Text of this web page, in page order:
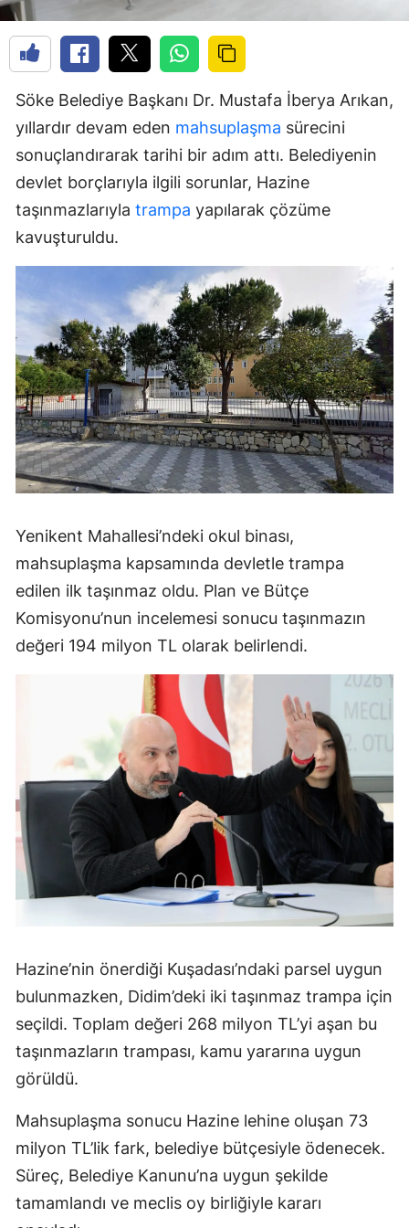
Söke Belediye Başkanı Dr. Mustafa İberya Arıkan,
yıllardır devam eden mahsuplaşma sürecini
sonuçlandırarak tarihi bir adım attı. Belediyenin
devlet borçlarıyla ilgili sorunlar, Hazine
taşınmazlarıyla trampa yapılarak çözüme
kavuşturuldu.
Yenikent Mahallesi’ndeki okul binası,
mahsuplaşma kapsamında devletle trampa
edilen ilk taşınmaz oldu. Plan ve Bütçe
Komisyonu’nun incelemesi sonucu taşınmazın
değeri 194 milyon TL olarak belirlendi.
Hazine’nin önerdiği Kuşadası’ndaki parsel uygun
bulunmazken, Didim’deki iki taşınmaz trampa için
seçildi. Toplam değeri 268 milyon TL’yi aşan bu
taşınmazların trampası, kamu yararına uygun
görüldü.
Mahsuplaşma sonucu Hazine lehine oluşan 73
milyon TL’lik fark, belediye bütçesiyle ödenecek.
Süreç, Belediye Kanunu’na uygun şekilde
tamamlandı ve meclis oy birliğiyle kararı